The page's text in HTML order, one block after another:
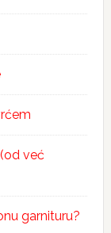
već
garnituru?